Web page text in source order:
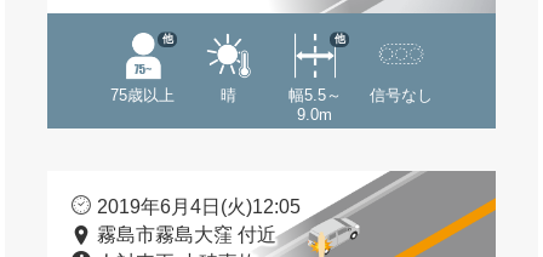
75歳以上
他
晴
幅5.5～
9.0m
他
信号なし
2019年6月4日(火)12:05
霧島市霧島大窪 付近